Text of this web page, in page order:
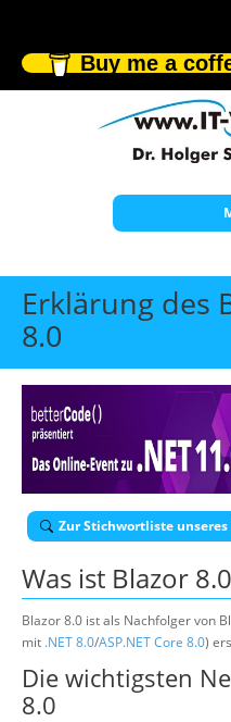
Buy me a
Start
Themen
Individuelle
Offene
Wissen
Über uns
Erklärung des
8.0
Zur Stichwortliste unseres
Was ist Blazor 8.0
Blazor 8.0 ist als Nachfolger von
mit .NET 8.0/ASP.NET Core 8.0)
Die wichtigsten
8.0